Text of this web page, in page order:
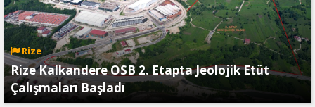
Rize
Rize Kalkandere OSB 2. Etapta Jeolojik Etüt
Çalışmaları Başladı